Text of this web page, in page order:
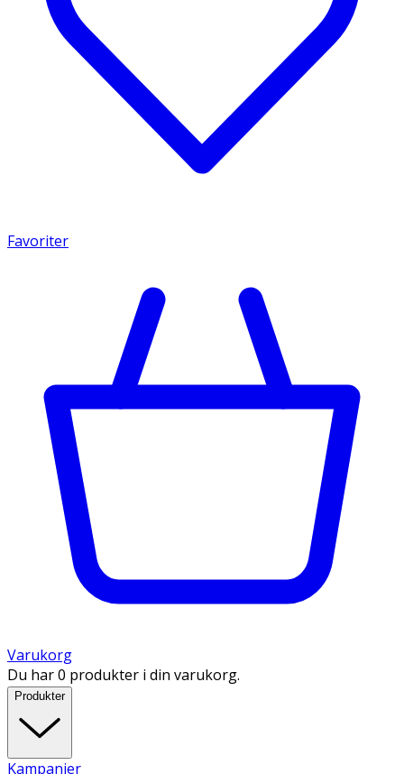
Favoriter
Varukorg
Du har 0 produkter i din varukorg.
Produkter
Kampanjer